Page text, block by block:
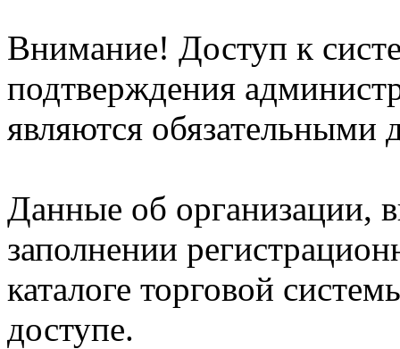
Внимание! Доступ к
подтверждения
являются обязательными
Данные об организации,
заполнении
каталоге торговой
доступе.